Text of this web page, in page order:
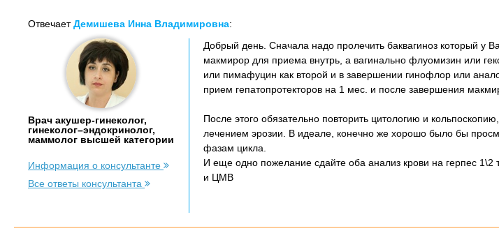
ОтвечаетДемишева Инна Владимировна:
Врач акушер-гинеколог,
гинеколог–эндокринолог,
маммолог высшей категории
Информация о консультанте
Все ответы консультанта
Добрый день. Сначала надо пролечить баквагиноз который у
макмирор для приема внутрь, а вагинально флуомизин или
или пимафуцин как второй и в завершении гинофлор или
прием гепатопротекторов на 1 мес. и после завершения
После этого обязательно повторить цитологию и
лечением эрозии. В идеале, конечно же хорошо было бы
фазам цикла.
И еще одно пожелание сдайте оба анализ крови на герпес
и ЦМВ